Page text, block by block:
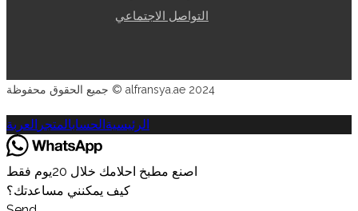
التواصل الاجتماعي
جميع الحقوق محفوظة © alfransya.ae 2024
الرئيسيةالحسابالمتجر العربة
اصنع مطبخ احلامك خلال 20يوم فقط
كيف يمكنني مساعدتك؟